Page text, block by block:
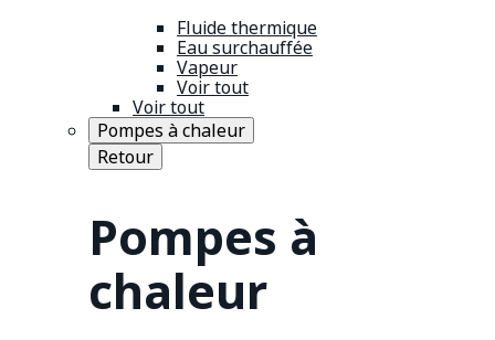
Fluide thermique
Eau surchauffée
Vapeur
Voir tout
Voir tout
Pompes à chaleur
Retour
Pompes à
chaleur